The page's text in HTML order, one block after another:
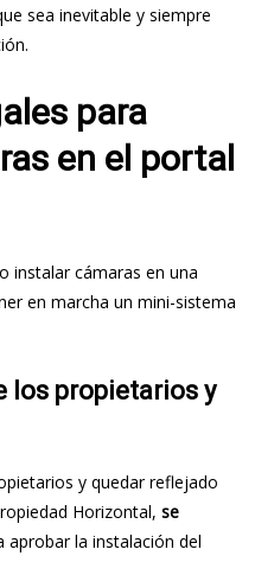
sea inevitable y siempre
para
en el portal
instalar cámaras en una
en marcha un mini-sistema
los propietarios y
y quedar reflejado
Horizontal, se
aprobar la instalación del